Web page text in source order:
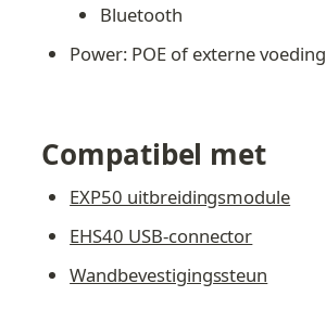
Bluetooth
Power: POE of externe voeding
Compatibel met
EXP50 uitbreidingsmodule
EHS40 USB-connector
Wandbevestigingssteun